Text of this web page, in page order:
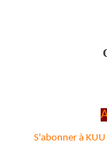
S'abonner à